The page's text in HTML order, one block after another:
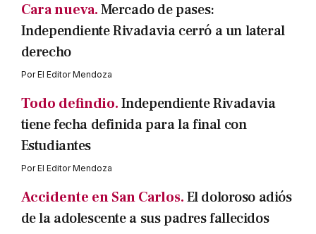
Cara nueva.Mercado de pases:
Independiente Rivadavia cerró a un lateral
derecho
PorEl Editor Mendoza
Todo defindio.Independiente Rivadavia
tiene fecha definida para la final con
Estudiantes
PorEl Editor Mendoza
Accidente en San Carlos.El doloroso adiós
de la adolescente a sus padres fallecidos